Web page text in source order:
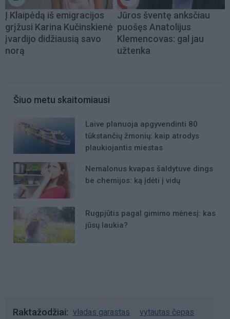
Į Klaipėdą iš emigracijos
grįžusi Karina Kučinskienė
įvardijo didžiausią savo
norą
Jūros šventę anksčiau
puošęs Anatolijus
Klemencovas: gal jau
užtenka
Šiuo metu skaitomiausi
Laive planuoja apgyvendinti 80
tūkstančių žmonių: kaip atrodys
plaukiojantis miestas
Nemalonus kvapas šaldytuve dings
be chemijos: ką įdėti į vidų
Rugpjūtis pagal gimimo mėnesį: kas
jūsų laukia?
Raktažodžiai vladas garastas vytautas čepas